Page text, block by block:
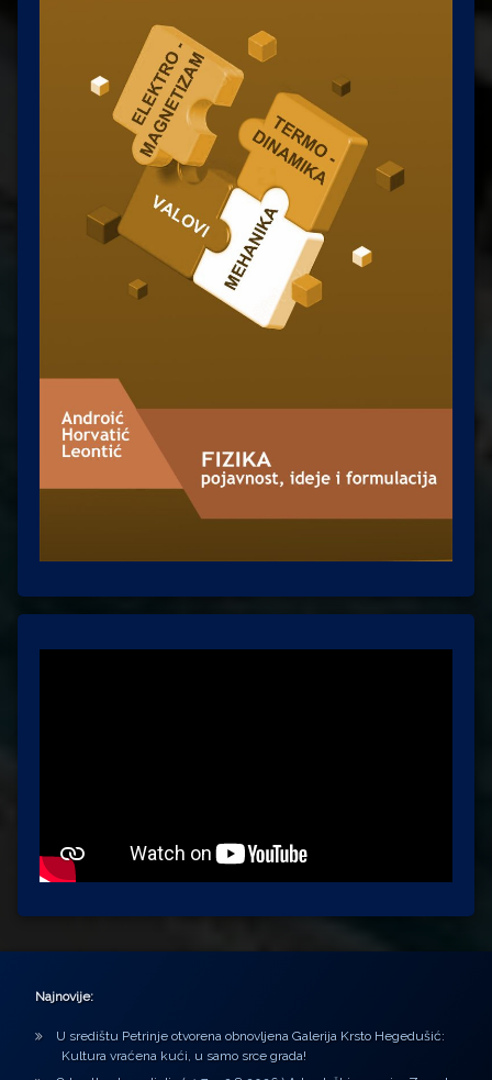
Najnovije:
U središtu Petrinje otvorena obnovljena Galerija Krsto Hegedušić:
Kultura vraćena kući, u samo srce grada!